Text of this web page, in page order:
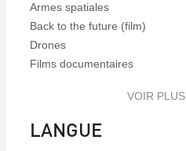
Armes spatiales
Back to the future (film)
Drones
Films documentaires
VOIR PLUS
LANGUE